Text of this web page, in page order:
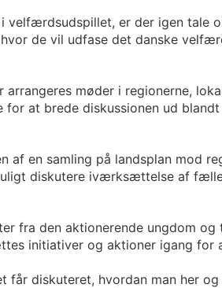
velfærdsudspillet, er der igen tale
de vil udfase det danske
møder i regionerne,
at brede diskussionen ud
af en samling på landsplan mod
diskutere iværksættelse af
fra den aktionerende ungdom
initiativer og aktioner igang for
får diskuteret, hvordan man her